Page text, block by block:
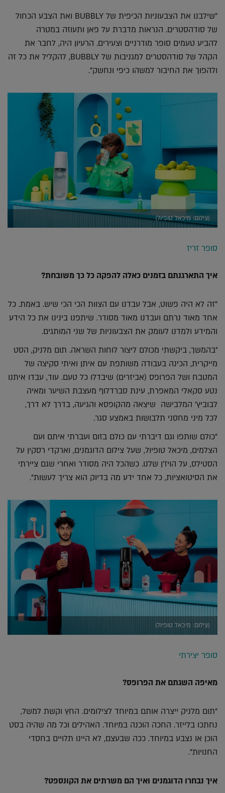
"שילבנו את הצבעוניות הכיפית של BUBBLY ואת הצבע הכחול
של סודהסטרים. הנראות מדברת על פאן ותעוזה במטרה
להביע טעמים סופר מודרניים וצעירים. הרעיון היה, לחבר את
הקהל של סודהסטרים למגניבות של BUBBLY, להקליל את כל זה
ולהפוך את החיבור למשהו כיפי ונחשק".
(צילום: מיכאל טופיול)
סופר זריז
איך התארגנתם בזמנים כאלה להפקה כל כך משובחת?
"זה לא היה פשוט, אבל עבדנו עם הצוות הכי הכי שיש. באמת. כל
אחד מאוד נרתם ועבדנו מאוד מסודר. שיתפנו בינינו את כל הידע
והמידע ולמדנו לעומק את הצבעוניות של שני המותגים.
"בהמשך, ביקשתי מכולם ליצור לוחות השראה. תום מלניק, הסט
מייקרית, הכינה בעבודה משותפת עם איתן ואיתי סקיצה של
המטבח ושל הפרופס (אביזרים) שיבדלו כל טעם. עוד, עבדו איתנו
נטע סקאלי המאפרת, עינת סברדלוף מעצבת השיער ומאיה
לבוביץ׳ המלבישה שיצאה מהקופסא והגיעה, בדרך לא דרך,
לכל מיני מחסני תלבושות באמצע סגר.
"כולם שותפו וגם דיברתי עם כולם בזום ועברתי איתם ועם
הצלמים, מיכאל טופיול, שעל צילום הדוגמנים, וארקדי רסקין על
הסטילס, על הויז'ן שלנו. כשהכל היה מסודר ואחרי שגם ציירתי
את הסיטואציות, כל אחד ידע מה בדיוק הוא צריך לעשות".
(צילום: מיכאל טופיול)
סופר יצירתי
מאיפה השגתם את הפרופס?
"תום מלניק ייצרה אותם במיוחד לצילומים. החץ וקשת למשל,
נחתכו בלייזר. החכה הוכנה במיוחד. האהילים וכל מה שהיה בסט
הוכן או נצבע במיוחד. ככה שבעצם, לא היינו תלויים בחסדי
החנויות".
איך נבחרו הדוגמנים ואיך הם משרתים את הקונספט?